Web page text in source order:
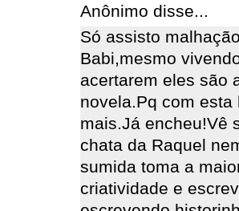
Anônimo disse...
Só assisto
Babi,mesmo
acertarem eles são
novela.Pq com
mais.Já encheu!Vê
chata da Raquel
sumida toma a
criatividade e